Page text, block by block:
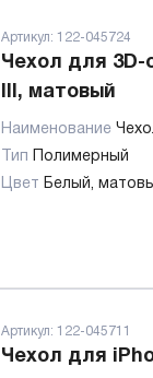
Артикул: 122-045724
Чехол для 3D-
III, матовый
Наименование
Тип
Полимерный
Цвет Белый,
Артикул: 122-045711
Чехол для